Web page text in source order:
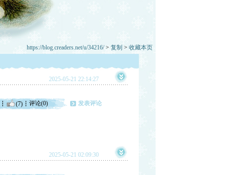
https://blog.creaders.net/u/34216/> 复制 > 收藏本页
2025-05-21 22:14:27
(7) 评论(0) 发表评论
2025-05-21 02:09:30